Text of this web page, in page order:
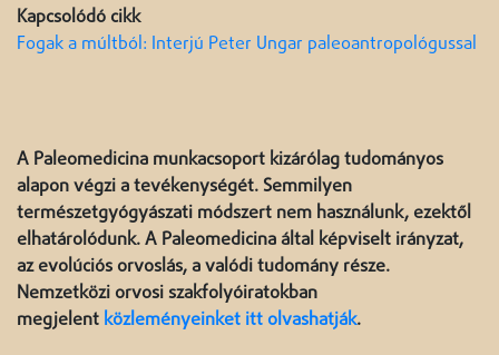
Kapcsolódó cikk
Fogak a múltból: Interjú Peter Ungar paleoantropológussal
A Paleomedicina munkacsoport kizárólag tudományos
alapon végzi a tevékenységét. Semmilyen
természetgyógyászati módszert nem használunk, ezektől
elhatárolódunk. A Paleomedicina által képviselt irányzat,
az evolúciós orvoslás, a valódi tudomány része.
Nemzetközi orvosi szakfolyóiratokban
megjelent közleményeinket itt olvashatják.